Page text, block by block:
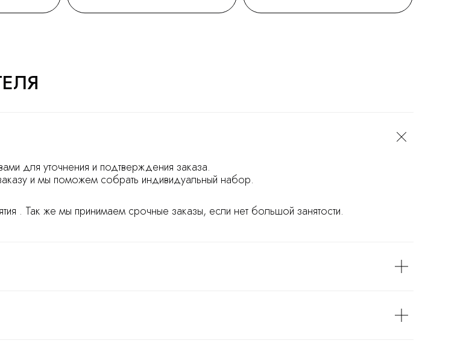
для уточнения и подтверждения заказа.
и мы поможем собрать индивидуальный набор.
. Так же мы принимаем срочные заказы, если нет большой занятости.